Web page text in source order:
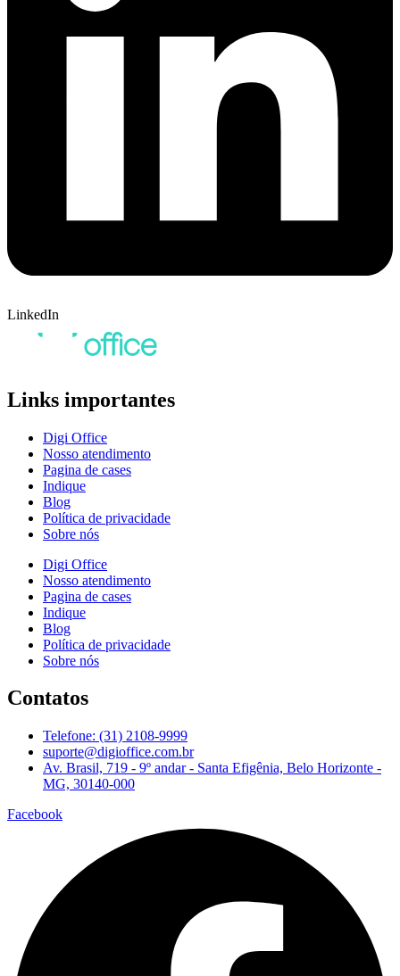
LinkedIn
Links importantes
Digi Office
Nosso atendimento
Pagina de cases
Indique
Blog
Política de privacidade
Sobre nós
Digi Office
Nosso atendimento
Pagina de cases
Indique
Blog
Política de privacidade
Sobre nós
Contatos
Telefone: (31) 2108-9999
suporte@digioffice.com.br
Av. Brasil, 719 - 9º andar - Santa Efigênia, Belo Horizonte -
MG, 30140-000
Facebook